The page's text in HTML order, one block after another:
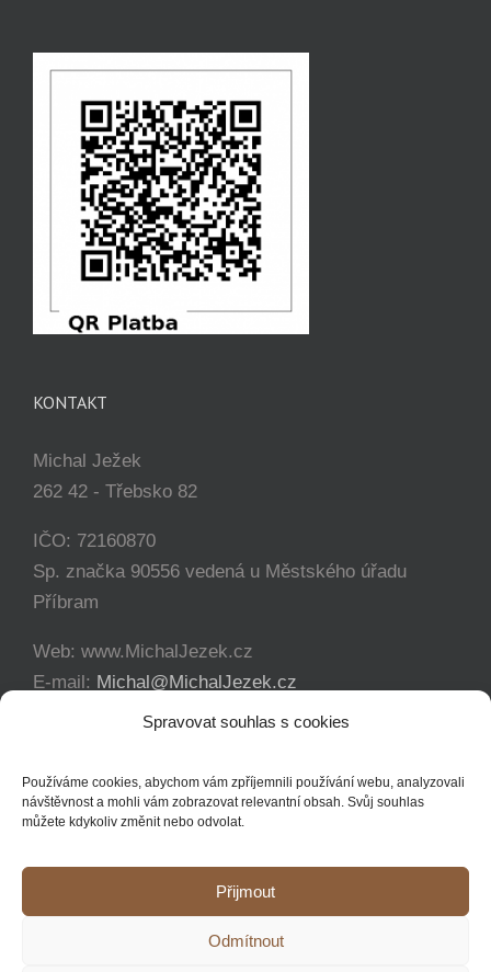
Spravovat souhlas s cookies
Používáme cookies, abychom vám zpříjemnili používání webu, analyzovali
návštěvnost a mohli vám zobrazovat relevantní obsah. Svůj souhlas
můžete kdykoliv změnit nebo odvolat.
Přijmout
Odmítnout
KONTAKT
Michal Ježek
262 42 - Třebsko 82
IČO: 72160870
Sp. značka 90556 vedená u Městského úřadu
Příbram
Web: www.MichalJezek.cz
E-mail: Michal@MichalJezek.cz
+420 777 346 649